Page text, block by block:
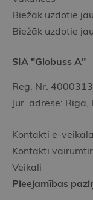
Biežāk uzdotie
Biežāk uzdotie
SIA "Globuss A"
Reģ. Nr.
Jur. adrese:
Kontakti e-
Kontakti
Veikali
Pieejamības